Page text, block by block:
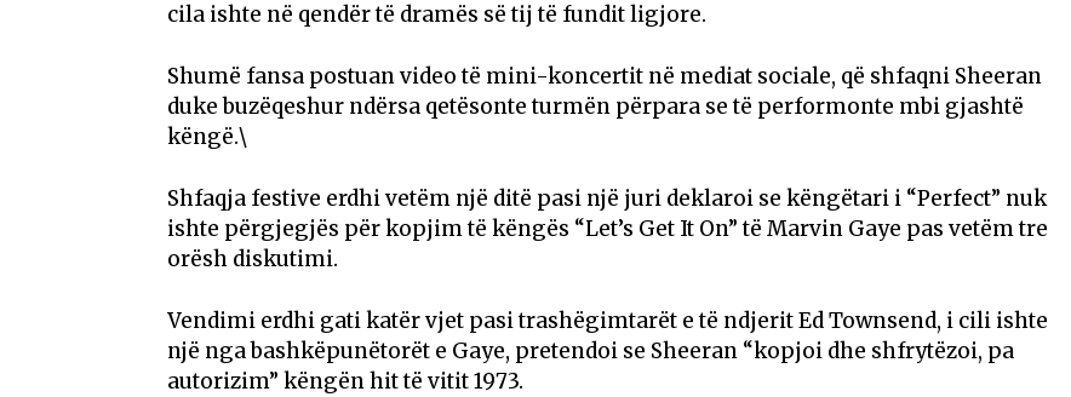
cila ishte në qendër të dramës së tij të fundit ligjore.
Shumë fansa postuan video të mini-koncertit në mediat sociale, që shfaqni Sheeran
duke buzëqeshur ndërsa qetësonte turmën përpara se të performonte mbi gjashtë
këngë.\
Shfaqja festive erdhi vetëm një ditë pasi një juri deklaroi se këngëtari i “Perfect” nuk
ishte përgjegjës për kopjim të këngës “Let’s Get It On” të Marvin Gaye pas vetëm tre
orësh diskutimi.
Vendimi erdhi gati katër vjet pasi trashëgimtarët e të ndjerit Ed Townsend, i cili ishte
një nga bashkëpunëtorët e Gaye, pretendoi se Sheeran “kopjoi dhe shfrytëzoi, pa
autorizim” këngën hit të vitit 1973.